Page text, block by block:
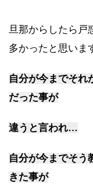
旦那からしたら戸
多かったと思いま
自分が今までそれ
だった事が
違うと言われ…
自分が今までそう
きた事が